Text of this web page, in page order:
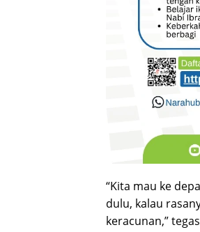
“Kita mau ke
dulu, kalau
keracunan,”